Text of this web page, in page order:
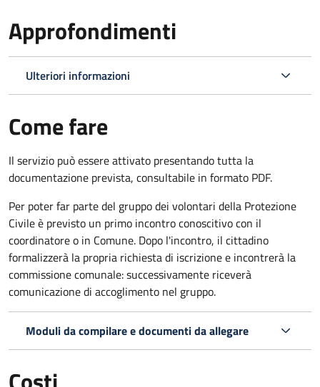
Approfondimenti
Ulteriori informazioni
Come fare
Il servizio può essere attivato presentando tutta la
documentazione prevista, consultabile in formato PDF.
Per poter far parte del gruppo dei volontari della Protezione
Civile è previsto un primo incontro conoscitivo con il
coordinatore o in Comune. Dopo l'incontro, il cittadino
formalizzerà la propria richiesta di iscrizione e incontrerà la
commissione comunale: successivamente riceverà
comunicazione di accoglimento nel gruppo.
Moduli da compilare e documenti da allegare